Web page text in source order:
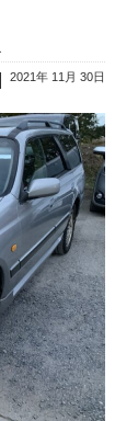
2021年 11月 30日